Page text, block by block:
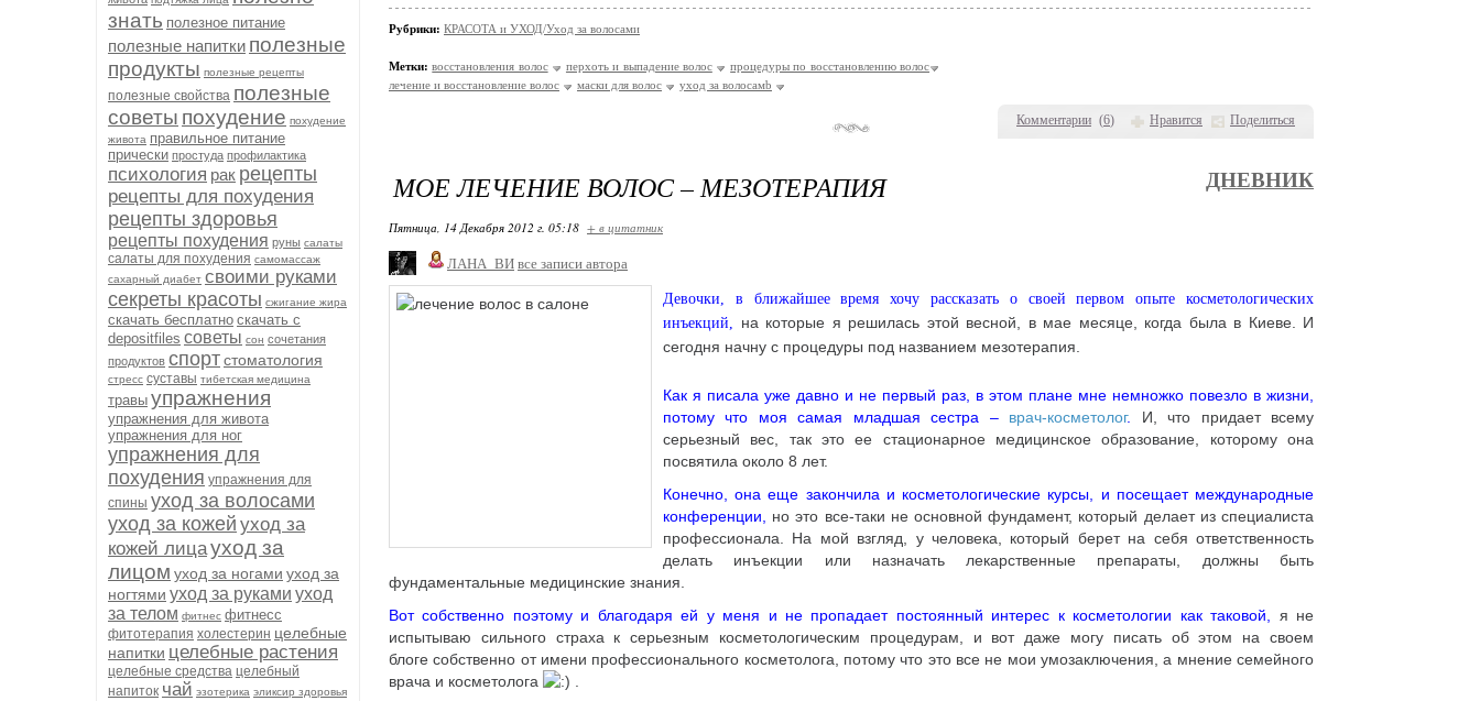
знать полезное питание
полезные напитки полезные
продукты полезные рецепты
полезные свойства полезные
советы похудение похудение
живота правильное питание
прически простуда профилактика
психология рак рецепты
рецепты для похудения
рецепты здоровья
рецепты похудения руны салаты
салаты для похудения самомассаж
сахарный диабет своими руками
секреты красоты сжигание жира
скачать бесплатно скачать с
depositfiles советы сон сочетания
продуктов спортстоматология
стресс суставы тибетская медицина
травы упражнения
упражнения для живота
упражнения для ног
упражнения для
похудения упражнения для
спины уход за волосами
уход за кожей уход за
кожей лицауход за
лицом уход за ногами уход за
ногтями уход за руками уход
за телом фитнес фитнесс
фитотерапия холестерин целебные
напитки целебные растения
целебные средства целебный
напиток чай эзотерика эликсир здоровья
Комментарии (6) Нравится Поделиться
Рубрики: КРАСОТА и УХОД/Уход за волосами
Метки: восстановления волос перхоть и выпадение волос
процедуры по восстановлению волос
лечение и восстановление волос
маски для волос уход за волосамb
МОЕ ЛЕЧЕНИЕ ВОЛОС – МЕЗОТЕРАПИЯ ДНЕВНИК
Пятница, 14 Декабря 2012 г. 05:18 + в цитатник
ЛАНА_ВИ все записи автора
Девочки, в ближайшее время хочу рассказать о своей первом опыте косметологических
инъекций, на которые я решилась этой весной, в мае месяце, когда была в Киеве. И
сегодня начну с процедуры под названием мезотерапия.
Как я писала уже давно и не первый раз, в этом плане мне немножко повезло в жизни,
потому что моя самая младшая сестра – врач-косметолог.
И, что придает всему
серьезный вес, так это ее стационарное медицинское образование, которому она
посвятила около 8 лет.
Конечно, она еще закончила и косметологические курсы, и посещает международные
конференции,
но это все-таки не основной фундамент, который делает из специалиста
профессионала. На мой взгляд, у человека, который берет на себя ответственность
делать инъекции или назначать лекарственные препараты, должны быть
фундаментальные медицинские знания.
Вот собственно поэтому и благодаря ей у меня и не пропадает постоянный интерес к косметологии как таковой,
я не
испытываю сильного страха к серьезным косметологическим процедурам, и вот даже могу писать об этом на своем
блоге собственно от имени профессионального косметолога, потому что это все не мои умозаключения, а мнение семейного
врача и косметолога